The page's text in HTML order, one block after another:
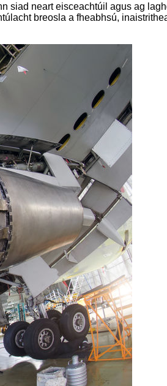
neart eisceachtúil agus ag
breosla a fheabhsú,